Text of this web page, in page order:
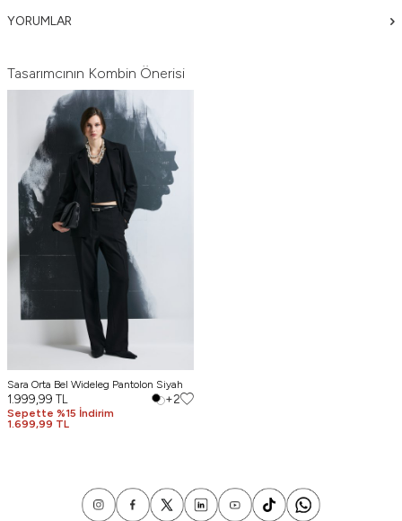
YORUMLAR
Tasarımcının Kombin Önerisi
Sara Orta Bel Wideleg Pantolon Siyah
1.999,99 TL
Sepette %15 İndirim
1.699,99 TL
+2